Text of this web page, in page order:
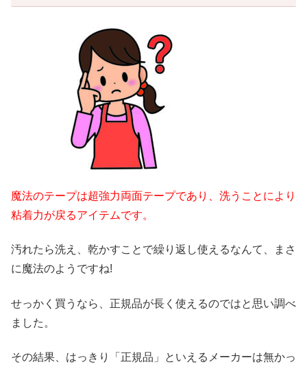
魔法のテープは超強力両面テープであり、洗うことにより
粘着力が戻るアイテムです。
汚れたら洗え、乾かすことで繰り返し使えるなんて、まさ
に魔法のようですね!
せっかく買うなら、正規品が長く使えるのではと思い調べ
ました。
その結果、はっきり「正規品」といえるメーカーは無かっ